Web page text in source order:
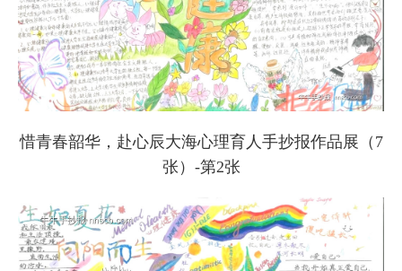
惜青春韶华，赴心辰大海心理育人手抄报作品展（7
张）-第2张